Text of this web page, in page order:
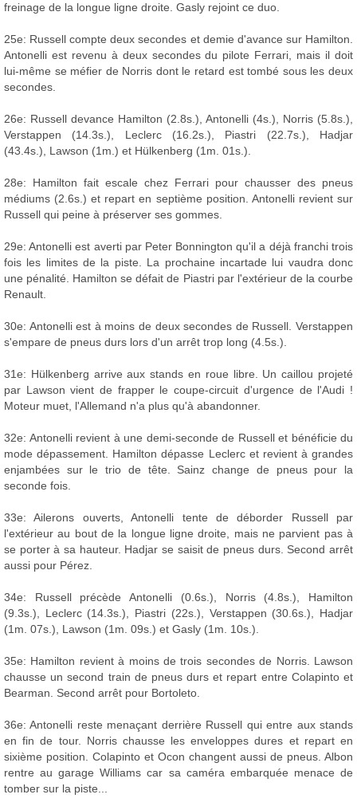
freinage de la longue ligne droite. Gasly rejoint ce duo.
25e: Russell compte deux secondes et demie d'avance sur Hamilton.
Antonelli est revenu à deux secondes du pilote Ferrari, mais il doit
lui-même se méfier de Norris dont le retard est tombé sous les deux
secondes.
26e: Russell devance Hamilton (2.8s.), Antonelli (4s.), Norris (5.8s.),
Verstappen (14.3s.), Leclerc (16.2s.), Piastri (22.7s.), Hadjar
(43.4s.), Lawson (1m.) et Hülkenberg (1m. 01s.).
28e: Hamilton fait escale chez Ferrari pour chausser des pneus
médiums (2.6s.) et repart en septième position. Antonelli revient sur
Russell qui peine à préserver ses gommes.
29e: Antonelli est averti par Peter Bonnington qu'il a déjà franchi trois
fois les limites de la piste. La prochaine incartade lui vaudra donc
une pénalité. Hamilton se défait de Piastri par l'extérieur de la courbe
Renault.
30e: Antonelli est à moins de deux secondes de Russell. Verstappen
s'empare de pneus durs lors d'un arrêt trop long (4.5s.).
31e: Hülkenberg arrive aux stands en roue libre. Un caillou projeté
par Lawson vient de frapper le coupe-circuit d'urgence de l'Audi !
Moteur muet, l'Allemand n'a plus qu'à abandonner.
32e: Antonelli revient à une demi-seconde de Russell et bénéficie du
mode dépassement. Hamilton dépasse Leclerc et revient à grandes
enjambées sur le trio de tête. Sainz change de pneus pour la
seconde fois.
33e: Ailerons ouverts, Antonelli tente de déborder Russell par
l'extérieur au bout de la longue ligne droite, mais ne parvient pas à
se porter à sa hauteur. Hadjar se saisit de pneus durs. Second arrêt
aussi pour Pérez.
34e: Russell précède Antonelli (0.6s.), Norris (4.8s.), Hamilton
(9.3s.), Leclerc (14.3s.), Piastri (22s.), Verstappen (30.6s.), Hadjar
(1m. 07s.), Lawson (1m. 09s.) et Gasly (1m. 10s.).
35e: Hamilton revient à moins de trois secondes de Norris. Lawson
chausse un second train de pneus durs et repart entre Colapinto et
Bearman. Second arrêt pour Bortoleto.
36e: Antonelli reste menaçant derrière Russell qui entre aux stands
en fin de tour. Norris chausse les enveloppes dures et repart en
sixième position. Colapinto et Ocon changent aussi de pneus. Albon
rentre au garage Williams car sa caméra embarquée menace de
tomber sur la piste...